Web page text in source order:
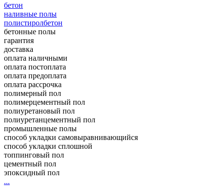
бетон
наливные полы
полистиролбетон
бетонные полы
гарантия
доставка
оплата наличными
оплата постоплата
оплата предоплата
оплата рассрочка
полимерный пол
полимерцементный пол
полиуретановый пол
полиуретанцементный пол
промышленные полы
способ укладки самовыравнивающийся
способ укладки сплошной
топпинговый пол
цементный пол
эпоксидный пол
...